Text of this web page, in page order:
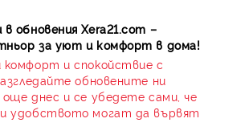
обновения Xera21.com –
за уют и комфорт в дома!
и спокойствие с
обновените ни
още днес и се убедете сами, че
удобството могат да вървят